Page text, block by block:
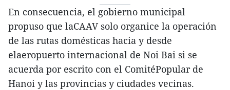
En consecuencia, el gobierno municipal
propuso que laCAAV solo organice la operación
de las rutas domésticas hacia y desde
elaeropuerto internacional de Noi Bai si se
acuerda por escrito con el ComitéPopular de
Hanoi y las provincias y ciudades vecinas.